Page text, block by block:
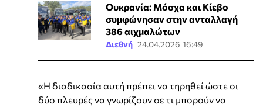
Ουκρανία: Μόσχα και Κίεβο
συμφώνησαν στην ανταλλαγή
386 αιχμαλώτων
Διεθνή 24.04.2026 16:49
«Η διαδικασία αυτή πρέπει να τηρηθεί ώστε οι
δύο πλευρές να γνωρίζουν σε τι μπορούν να